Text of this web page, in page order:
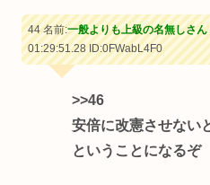
44 名前:一般よりも上級の名無しさん
01:29:51.28ID:0FWabL4F0
>>46
安倍に改憲させない
ということになるぞ